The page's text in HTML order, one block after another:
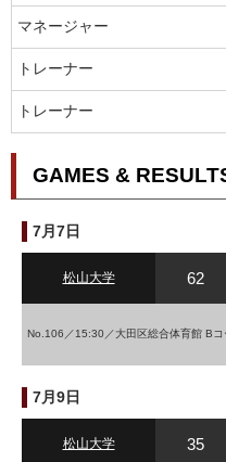
マネージャー
トレーナー
トレーナー
GAMES &
7月7日
松山大学 62
No.106／15:30／大田区総合体育館 Bコ
7月9日
松山大学 35